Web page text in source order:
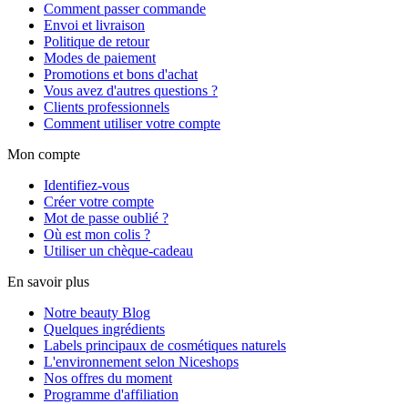
Comment passer commande
Envoi et livraison
Politique de retour
Modes de paiement
Promotions et bons d'achat
Vous avez d'autres questions ?
Clients professionnels
Comment utiliser votre compte
Mon compte
Identifiez-vous
Créer votre compte
Mot de passe oublié ?
Où est mon colis ?
Utiliser un chèque-cadeau
En savoir plus
Notre beauty Blog
Quelques ingrédients
Labels principaux de cosmétiques naturels
L'environnement selon Niceshops
Nos offres du moment
Programme d'affiliation